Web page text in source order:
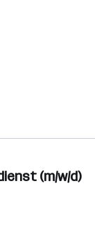
(m/w/d)